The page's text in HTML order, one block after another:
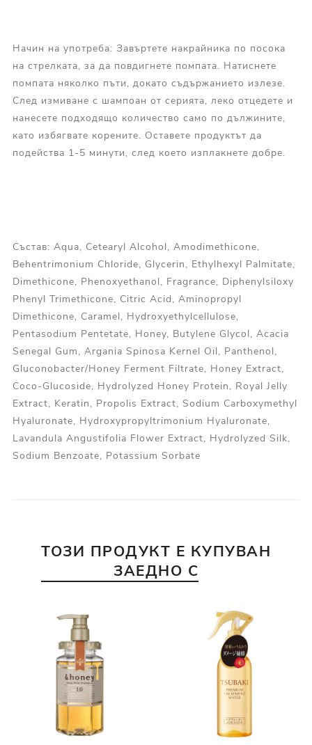
Начин на употреба: Завъртете накрайника по посока
на стрелката, за да повдигнете помпата. Натиснете
помпата няколко пъти, докато съдържанието излезе.
След измиване с шампоан от серията, леко отцедете и
нанесете подходящо количество само по дължините,
като избягвате корените. Оставете продуктът да
подейства 1-5 минути, след което изплакнете добре.
Състав: Aqua, Cetearyl Alcohol, Amodimethicone,
Behentrimonium Chloride, Glycerin, Ethylhexyl Palmitate,
Dimethicone, Phenoxyethanol, Fragrance, Diphenylsiloxy
Phenyl Trimethicone, Citric Acid, Aminopropyl
Dimethicone, Caramel, Hydroxyethylcellulose,
Pentasodium Pentetate, Honey, Butylene Glycol, Acacia
Senegal Gum, Argania Spinosa Kernel Oil, Panthenol,
Gluconobacter/Honey Ferment Filtrate, Honey Extract,
Coco-Glucoside, Hydrolyzed Honey Protein, Royal Jelly
Extract, Keratin, Propolis Extract, Sodium Carboxymethyl
Hyaluronate, Hydroxypropyltrimonium Hyaluronate,
Lavandula Angustifolia Flower Extract, Hydrolyzed Silk,
Sodium Benzoate, Potassium Sorbate
ТОЗИ ПРОДУКТ Е КУПУВАН
ЗАЕДНО С